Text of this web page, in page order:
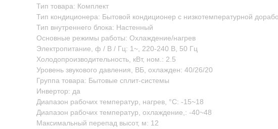
Тип товара: Комплект
Тип кондиционера: Бытовой кондиционер с низкотемпературной
Тип внутреннего блока: Настенный
Основные режимы работы: Охлаждение/нагрев
Электропитание, ф / В / Гц: 1~, 220-240 В, 50 Гц
Холодопроизводительность, кВт, ном.: 2.5
Уровень звукового давления, ВБ, охлажден: 40/26/20
Группа товара: Бытовые сплит-системы
Инвертор: да
Диапазон рабочих температур, нагрев, °C: -15~18
Диапазон рабочих температур, охлаждение,: -40~48
Максимальный перепад высот, м: 12